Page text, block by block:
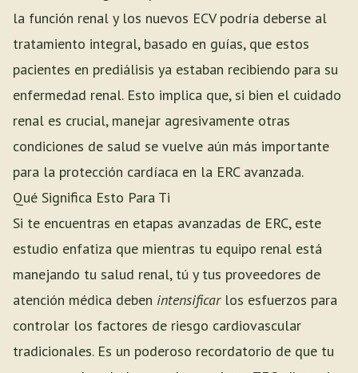
la función renal y los nuevos ECV podría deberse al
tratamiento integral, basado en guías, que estos
pacientes en prediálisis ya estaban recibiendo para su
enfermedad renal. Esto implica que, si bien el cuidado
renal es crucial, manejar agresivamente otras
condiciones de salud se vuelve aún más importante
para la protección cardíaca en la ERC avanzada.
Qué Significa Esto Para Ti
Si te encuentras en etapas avanzadas de ERC, este
estudio enfatiza que mientras tu equipo renal está
manejando tu salud renal, tú y tus proveedores de
atención médica deben intensificarlos esfuerzos para
controlar los factores de riesgo cardiovascular
tradicionales. Es un poderoso recordatorio de que tu